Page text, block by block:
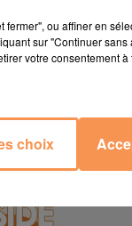
ou affiner en
sur "Continuer
votre consentement
choix